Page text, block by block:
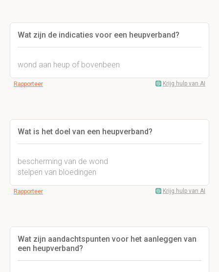
Wat zijn de indicaties voor een heupverband?
wond aan heup of bovenbeen
Rapporteer Krijg hulp van AI
Wat is het doel van een heupverband?
bescherming van de wond
stelpen van bloedingen
Rapporteer Krijg hulp van AI
Wat zijn aandachtspunten voor het aanleggen van
een heupverband?